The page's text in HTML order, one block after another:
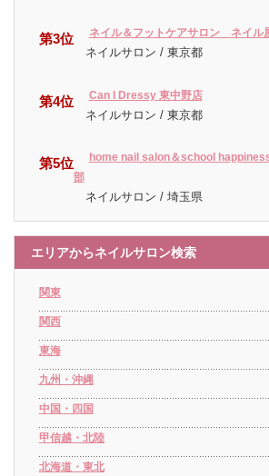
第3位 ネイル＆フットケアサロン ネイル
ネイルサロン / 東京都
第4位 Can I Dressy 東中野店
ネイルサロン / 東京都
第5位
home nail salon＆school
部
ネイルサロン / 埼玉県
エリアからネイルサロン検索
関東
関西
東海
九州・沖縄
中国・四国
甲信越・北陸
北海道・東北